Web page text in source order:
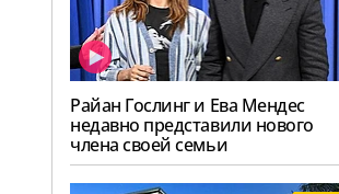
Райан Гослинг и Ева Мендес
недавно представили нового
члена своей семьи